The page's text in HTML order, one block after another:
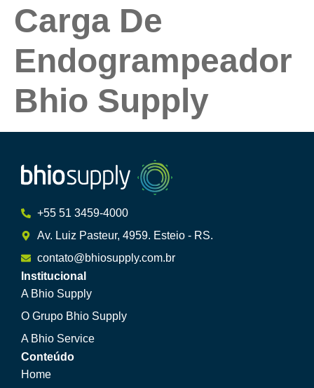
Carga De
Endogrampeador
Bhio Supply
+55 51 3459-4000
Av. Luiz Pasteur, 4959. Esteio - RS.
contato@bhiosupply.com.br
Institucional
A Bhio Supply
O Grupo Bhio Supply
A Bhio Service
Conteúdo
Home